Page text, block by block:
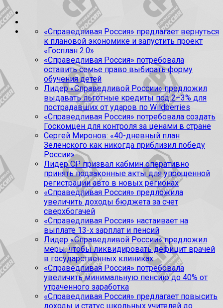
«Справедливая Россия» предлагает вернуться
к плановой экономике и запустить проект
«Госплан 2.0»
«Справедливая Россия» потребовала
оставить семье право выбирать форму
обучения детей
Лидер «Справедливой России» предложил
выдавать льготные кредиты под 2–3% для
пострадавших от ударов по Wildberries
«Справедливая Россия» потребовала создать
Госкомцен для контроля за ценами в стране
Сергей Миронов: «40-дневный план
Зеленского как никогда приблизил победу
России»
Лидер СР призвал кабмин оперативно
принять подзаконные акты для упрощенной
регистрации авто в новых регионах
«Справедливая Россия» предложила
увеличить доходы бюджета за счет
сверхбогачей
«Справедливая Россия» настаивает на
выплате 13-х зарплат и пенсий
Лидер «Справедливой России» предложил
меры, чтобы ликвидировать дефицит врачей
в государственных клиниках
«Справедливая Россия» потребовала
увеличить минимальную пенсию до 40% от
утраченного заработка
«Справедливая Россия» предлагает повысить
доходы и статус школьных учителей до